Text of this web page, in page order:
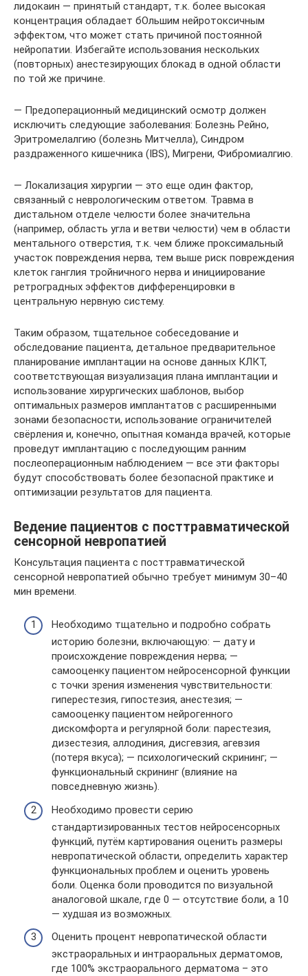
лидокаин — принятый стандарт, т.к. более высокая
концентрация обладает бОльшим нейротоксичным
эффектом, что может стать причиной постоянной
нейропатии. Избегайте использования нескольких
(повторных) анестезирующих блокад в одной области
по той же причине.
— Предоперационный медицинский осмотр должен
исключить следующие заболевания: Болезнь Рейно,
Эритромелалгию (болезнь Митчелла), Синдром
раздраженного кишечника (IBS), Мигрени, Фибромиалгию.
— Локализация хирургии — это еще один фактор,
связанный с неврологическим ответом. Травма в
дистальном отделе челюсти более значительна
(например, область угла и ветви челюсти) чем в области
ментального отверстия, т.к. чем ближе проксимальный
участок повреждения нерва, тем выше риск повреждения
клеток ганглия тройничного нерва и инициирование
ретроградных эффектов дифференцировки в
центральную нервную систему.
Таким образом, тщательное собеседование и
обследование пациента, детальное предварительное
планирование имплантации на основе данных КЛКТ,
соответствующая визуализация плана имплантации и
использование хирургических шаблонов, выбор
оптимальных размеров имплантатов с расширенными
зонами безопасности, использование ограничителей
свёрления и, конечно, опытная команда врачей, которые
проведут имплантацию с последующим ранним
послеоперационным наблюдением — все эти факторы
будут способствовать более безопасной практике и
оптимизации результатов для пациента.
Ведение пациентов с посттравматической
сенсорной невропатией
Консультация пациента с посттравматической
сенсорной невропатией обычно требует минимум 30–40
мин времени.
Необходимо тщательно и подробно собрать
историю болезни, включающую: — дату и
происхождение повреждения нерва; —
самооценку пациентом нейросенсорной функции
с точки зрения изменения чувствительности:
гиперестезия, гипостезия, анестезия; —
самооценку пациентом нейрогенного
дискомфорта и регулярной боли: парестезия,
дизестезия, аллодиния, дисгевзия, агевзия
(потеря вкуса); — психологический скрининг; —
функциональный скрининг (влияние на
повседневную жизнь).
Необходимо провести серию
стандартизированных тестов нейросенсорных
функций, путём картирования оценить размеры
невропатической области, определить характер
функциональных проблем и оценить уровень
боли. Оценка боли проводится по визуальной
аналоговой шкале, где 0 — отсутствие боли, а 10
— худшая из возможных.
Оценить процент невропатической области
экстраоральных и интраоральных дерматомов,
где 100% экстраорального дерматома – это